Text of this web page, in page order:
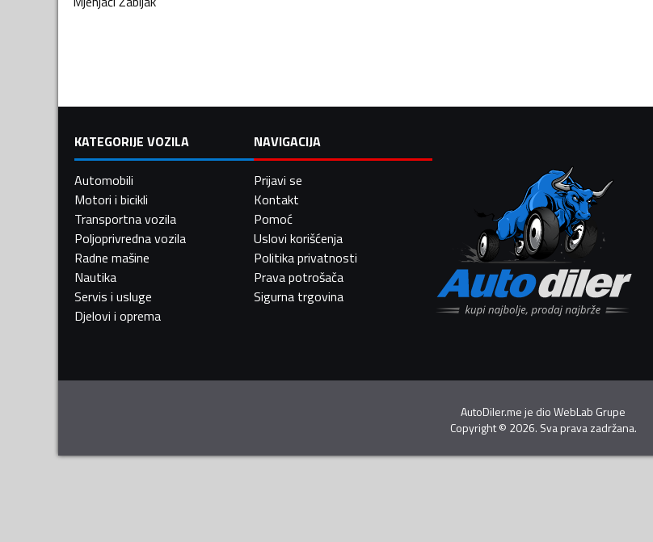
KATEGORIJE VOZILA
Automobili
Motori i bicikli
Transportna vozila
Poljoprivredna vozila
Radne mašine
Nautika
Servis i usluge
Djelovi i oprema
NAVIGACIJA
Prijavi se
Kontakt
Pomoć
Uslovi korišćenja
Politika privatnosti
Prava potrošača
Sigurna trgovina
AutoDiler.me je dioWebLab Grupe
Copyright© 2026. Sva prava zadržana.